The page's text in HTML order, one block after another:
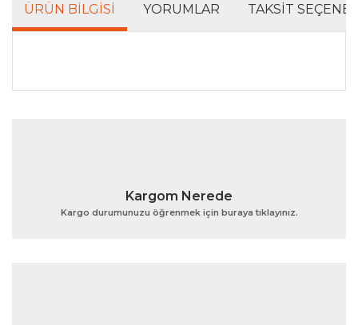
ÜRÜN BILGISI YORUMLAR TAKSIT
Bu ürünün fiyat bilgisi, resim, ürün açıklamalarında ve
Ürün açıklamasında eksik bilgiler bulunuyor.
Kargom Nerede
Kargo durumunuzu öğrenmek için buraya tıklayınız.